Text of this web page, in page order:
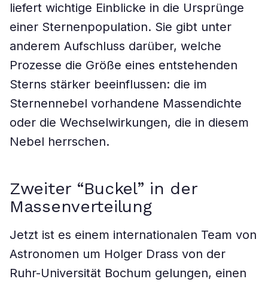
liefert wichtige Einblicke in die Ursprünge
einer Sternenpopulation. Sie gibt unter
anderem Aufschluss darüber, welche
Prozesse die Größe eines entstehenden
Sterns stärker beeinflussen: die im
Sternennebel vorhandene Massendichte
oder die Wechselwirkungen, die in diesem
Nebel herrschen.
Zweiter “Buckel” in der
Massenverteilung
Jetzt ist es einem internationalen Team von
Astronomen um Holger Drass von der
Ruhr-Universität Bochum gelungen, einen